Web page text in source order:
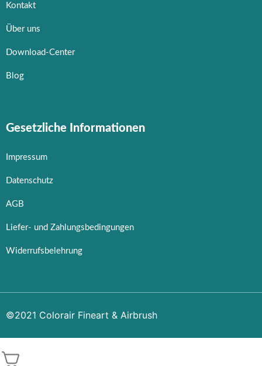
Kontakt
Über uns
Download-Center
Blog
Gesetzliche Informationen
Impressum
Datenschutz
AGB
Liefer- und Zahlungsbedingungen
Widerrufsbelehrung
©2021 Colorair Fineart & Airbrush